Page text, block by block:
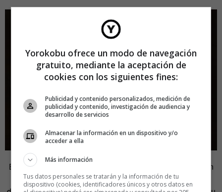
Estasdualidades
quizá explican por qué el amarillo es tan
fascinante: puede ser cálido y vivaz como el sol o
Yorokobu ofrece un modo de navegación
gratuito, mediante la aceptación de
cookies con los siguientes fines:
Publicidad y contenido personalizados, medición de
publicidad y contenido, investigación de audiencia y
desarrollo de servicios
Almacenar la información en un dispositivo y/o
acceder a ella
Más información
Tus datos personales se tratarán y la información de tu
dispositivo (cookies, identificadores únicos y otros datos en